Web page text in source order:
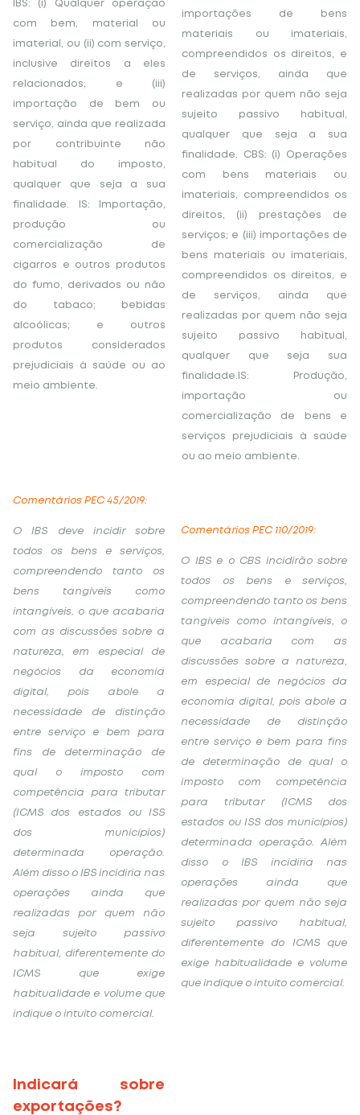
IBS: (i) Qualquer operação
com bem, material ou
imaterial, ou (ii) com serviço,
inclusive direitos a eles
relacionados; e (iii)
importação de bem ou
serviço, ainda que realizada
por contribuinte não
habitual do imposto,
qualquer que seja a sua
finalidade. IS: Importação,
produção ou
comercialização de
cigarros e outros produtos
do fumo, derivados ou não
do tabaco; bebidas
alcoólicas; e outros
produtos considerados
prejudiciais à saúde ou ao
meio ambiente.
importações de bens
materiais ou imateriais,
compreendidos os direitos, e
de serviços, ainda que
realizadas por quem não seja
sujeito passivo habitual,
qualquer que seja a sua
finalidade. CBS: (i) Operações
com bens materiais ou
imateriais, compreendidos os
direitos, (ii) prestações de
serviços; e (iii) importações de
bens materiais ou imateriais,
compreendidos os direitos, e
de serviços, ainda que
realizadas por quem não seja
sujeito passivo habitual,
qualquer que seja sua
finalidade.IS: Produção,
importação ou
comercialização de bens e
serviços prejudiciais à saúde
ou ao meio ambiente.
Comentários PEC 45/2019:
O IBS deve incidir sobre
todos os bens e serviços,
compreendendo tanto os
bens tangíveis como
intangíveis, o que acabaria
com as discussões sobre a
natureza, em especial de
negócios da economia
digital, pois abole a
necessidade de distinção
entre serviço e bem para
fins de determinação de
qual o imposto com
competência para tributar
(ICMS dos estados ou ISS
dos municípios)
determinada operação.
Além disso o IBS incidiria nas
operações ainda que
realizadas por quem não
seja sujeito passivo
habitual, diferentemente do
ICMS que exige
habitualidade e volume que
indique o intuito comercial.
Comentários PEC 110/2019:
O IBS e o CBS incidirão sobre
todos os bens e serviços,
compreendendo tanto os bens
tangíveis como intangíveis, o
que acabaria com as
discussões sobre a natureza,
em especial de negócios da
economia digital, pois abole a
necessidade de distinção
entre serviço e bem para fins
de determinação de qual o
imposto com competência
para tributar (ICMS dos
estados ou ISS dos municípios)
determinada operação. Além
disso o IBS incidiria nas
operações ainda que
realizadas por quem não seja
sujeito passivo habitual,
diferentemente do ICMS que
exige habitualidade e volume
que indique o intuito comercial.
Indicará sobre
exportações?